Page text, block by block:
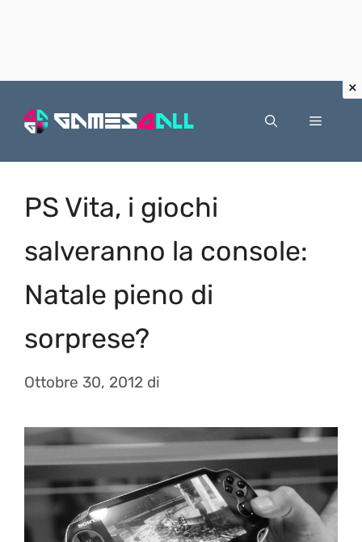
Menu
PS Vita, i giochi
salveranno la console:
Natale pieno di
sorprese?
Ottobre 30, 2012 di